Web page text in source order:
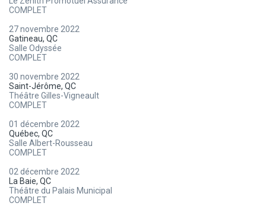
COMPLET
27 novembre 2022
Gatineau, QC
Salle Odyssée
COMPLET
30 novembre 2022
Saint-Jérôme, QC
Théâtre Gilles-Vigneault
COMPLET
01 décembre 2022
Québec, QC
Salle Albert-Rousseau
COMPLET
02 décembre 2022
La Baie, QC
Théâtre du Palais Municipal
COMPLET